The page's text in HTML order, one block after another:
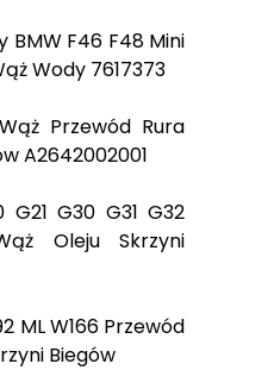
BMW F46 F48 Mini
Wody 7617373
Przewód Rura
A2642002001
G21 G30 G31 G32
Oleju Skrzyni
ML W166 Przewód
Biegów